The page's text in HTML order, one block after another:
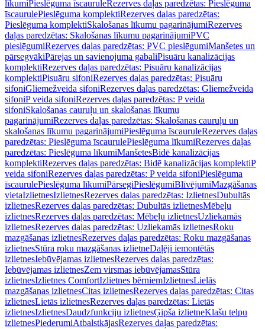
līkumiPieslēguma īscauruleRezerves daļas paredzētas: Pieslēguma
īscaurulePieslēguma komplektiRezerves daļas paredzētas:
Pieslēguma komplektiSkalošanas līkumu pagarinājumiRezerves
daļas paredzētas: Skalošanas līkumu pagarinājumiPVC
pieslēgumiRezerves daļas paredzētas: PVC pieslēgumiManšetes un
pārsegvākiPārejas un savienojuma gabaliPisuāru kanalizācijas
komplektiRezerves daļas paredzētas: Pisuāru kanalizācijas
komplektiPisuāru sifoniRezerves daļas paredzētas: Pisuāru
sifoniGliemežveida sifoniRezerves daļas paredzētas: Gliemežveida
sifoniP veida sifoniRezerves daļas paredzētas: P veida
sifoniSkalošanas cauruļu un skalošanas līkumu
pagarinājumiRezerves daļas paredzētas: Skalošanas cauruļu un
skalošanas līkumu pagarinājumiPieslēguma īscauruleRezerves daļas
paredzētas: Pieslēguma īscaurulePieslēguma līkumiRezerves daļas
paredzētas: Pieslēguma līkumiManšetesBidē kanalizācijas
komplektiRezerves daļas paredzētas: Bidē kanalizācijas komplektiP
veida sifoniRezerves daļas paredzētas: P veida sifoniPieslēguma
īscaurulePieslēguma līkumiPārsegiPieslēgumiBlīvējumiMazgāšanas
vietaIzlietnesIzlietnesRezerves daļas paredzētas: IzlietnesDubultās
izlietnesRezerves daļas paredzētas: Dubultās izlietnesMēbeļu
izlietnesRezerves daļas paredzētas: Mēbeļu izlietnesUzliekamās
izlietnesRezerves daļas paredzētas: Uzliekamās izlietnesRoku
mazgāšanas izlietnesRezerves daļas paredzētas: Roku mazgāšanas
izlietnesStūra roku mazgāšanas izlietneDaļēji iemontētās
izlietnesIebūvējamas izlietnesRezerves daļas paredzētas:
Iebūvējamas izlietnesZem virsmas iebūvējamasStūra
izlietnesIzlietnes ComfortIzlietnes bērniemIzlietnesLielās
mazgāšanas izlietnesCitas izlietnesRezerves daļas paredzētas: Citas
izlietnesLietās izlietnesRezerves daļas paredzētas: Lietās
izlietnesIzlietnesDaudzfunkciju izlietnesĢipša izlietneKlašu telpu
izlietnesPiederumiAtbalstkājasRezerves daļas paredzētas: